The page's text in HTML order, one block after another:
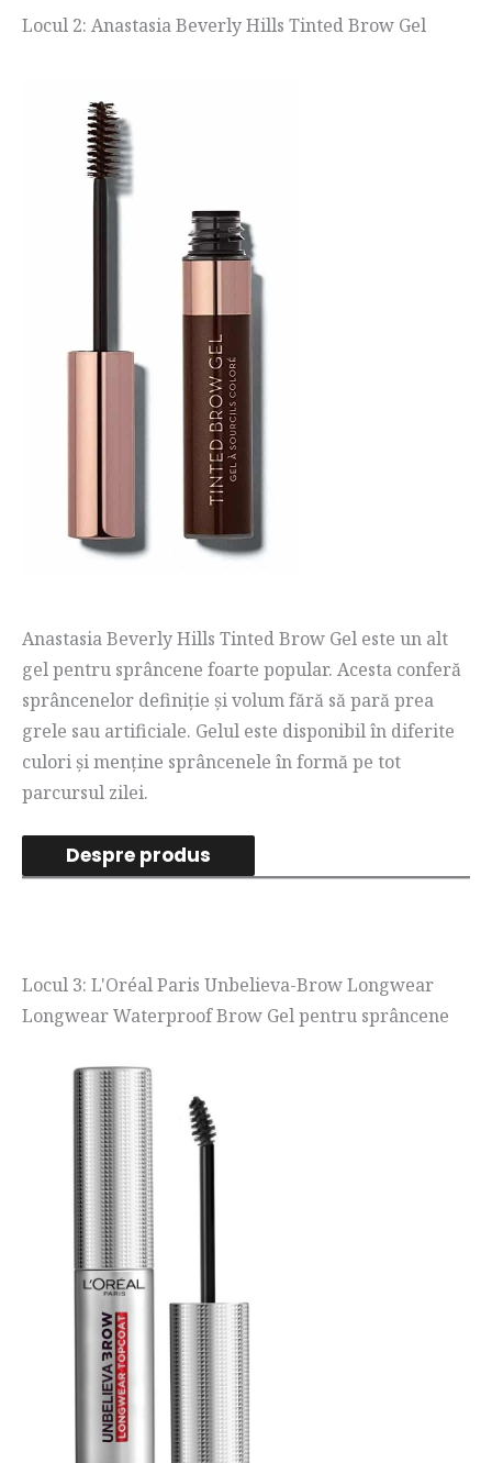
Locul 2: Anastasia Beverly Hills Tinted Brow Gel
Anastasia Beverly Hills Tinted Brow Gel este un alt
gel pentru sprâncene foarte popular. Acesta conferă
sprâncenelor definiție și volum fără să pară prea
grele sau artificiale. Gelul este disponibil în diferite
culori și menține sprâncenele în formă pe tot
parcursul zilei.
Despre produs
Locul 3: L'Oréal Paris Unbelieva-Brow Longwear
Longwear Waterproof Brow Gel pentru sprâncene